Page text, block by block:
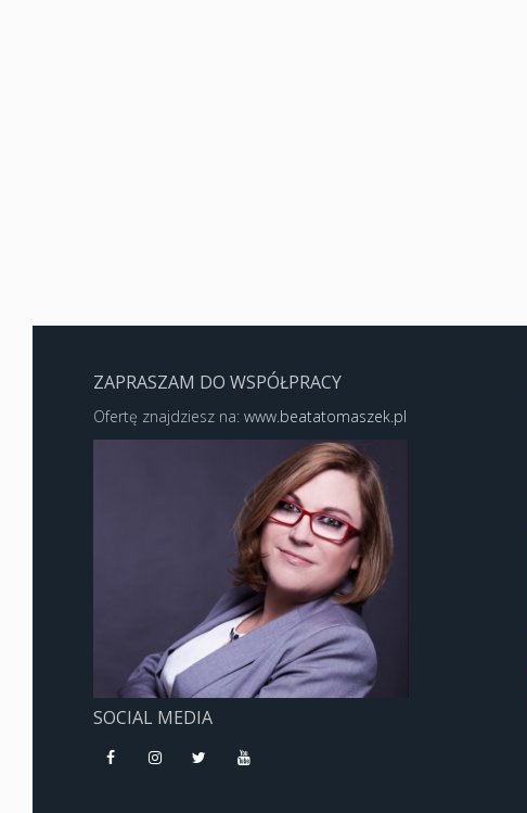
ZAPRASZAM DO WSPÓŁPRACY
Ofertę znajdziesz na: www.beatatomaszek.pl
SOCIAL MEDIA